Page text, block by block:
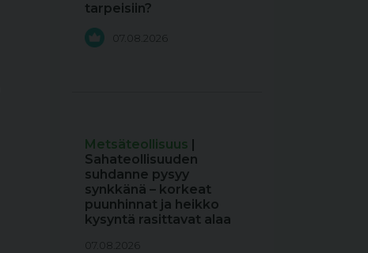
tarpeisiin?
07.08.2026
Metsäteollisuus |
Sahateollisuuden
suhdanne pysyy
synkkänä – korkeat
puunhinnat ja heikko
kysyntä rasittavat alaa
07.08.2026